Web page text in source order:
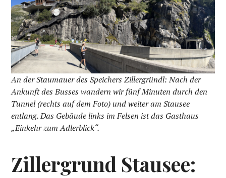
An der Staumauer des Speichers Zillergründl: Nach der
Ankunft des Busses wandern wir fünf Minuten durch den
Tunnel (rechts auf dem Foto) und weiter am Stausee
entlang. Das Gebäude links im Felsen ist das Gasthaus
„Einkehr zum Adlerblick“.
Zillergrund Stausee: